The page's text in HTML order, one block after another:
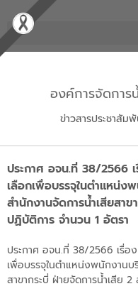
องค์การจัดการ
ข่าวสารประชาสัม
ประกาศ อจน.ที่ 38/2566
เลือกเพื่อบรรจุในตำแหน่ง
สำนักงานจัดการน้ำเสียสา
ปฏิบัติการ จำนวน 1 อัตรา
ประกาศ อจน.ที่ 38/2566 เรื่อ
เพื่อบรรจุในตำแหน่งพนักงานบ
สาขากระบี่ ฝ่ายจัดการน้ำเสีย